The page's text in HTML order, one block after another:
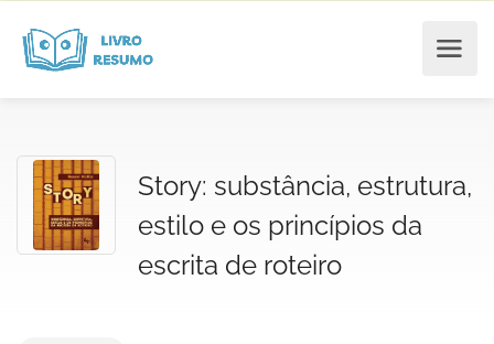
Story: substância, estrutura,
estilo e os princípios da
escrita de roteiro